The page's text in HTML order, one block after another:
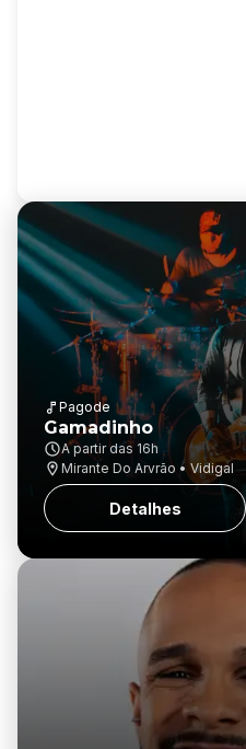
Pagode
Gamadinho
A partir das 16h
Mirante Do Arvrão • Vidigal
Detalhes